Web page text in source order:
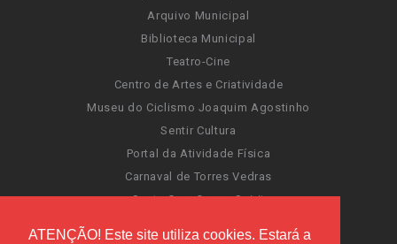
ATENÇÃO! Este site utiliza cookies. Estará a
Arquivo Municipal
Biblioteca Municipal
Teatro-Cine
Centro de Artes e Criatividade
Museu do Ciclismo Joaquim Agostinho
Sentir Cultura
Portal da Atividade Física
Carnaval de Torres Vedras
Santa Cruz Ocean Spirit